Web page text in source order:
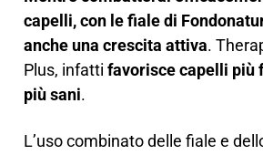
capelli, con le fiale di
anche una crescita attiva.
Plus, infatti favorisce capelli più
più sani.
L’uso combinato delle fiale e